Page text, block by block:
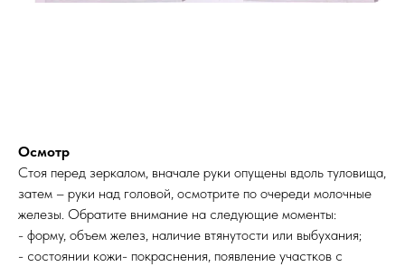
Осмотр
Стоя перед зеркалом, вначале руки опущены вдоль туловища,
затем – руки над головой, осмотрите по очереди молочные
железы. Обратите внимание на следующие моменты:
- форму, объем желез, наличие втянутости или выбухания;
- состоянии кожи- покраснения, появление участков с